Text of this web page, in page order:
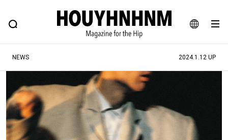
JA
EN
FEATURE BLOG SNAP
ヒップなファッション、カルチャー、ライフスタイルWEBマガジン
#注目のタグ
#SHOPPING ADDICT #憧れの逸品
#ESSENTIAL DESIGNS #古着サミット
NEWS 2024.1.12 UP